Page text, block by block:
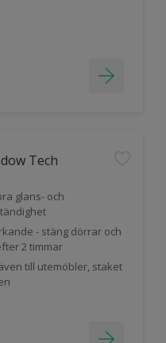
Tech
glans- och
- stäng dörrar och
2 timmar
till utemöbler, staket